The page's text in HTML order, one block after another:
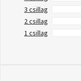
3 csillag
2 csillag
1 csillag